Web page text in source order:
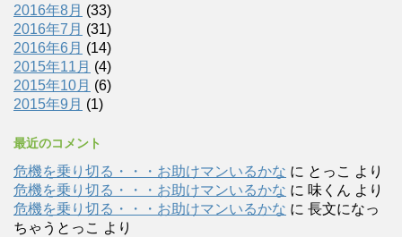
2016年8月 (33)
2016年7月 (31)
2016年6月 (14)
2015年11月 (4)
2015年10月 (6)
2015年9月 (1)
最近のコメント
危機を乗り切る・・・お助けマンいるかな に とっこ より
危機を乗り切る・・・お助けマンいるかな に 味くん より
危機を乗り切る・・・お助けマンいるかな に 長文になっ
ちゃうとっこ より